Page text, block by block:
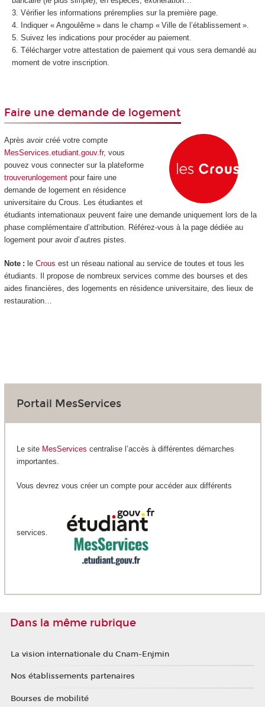
Vérifier les informations préremplies sur la première page.
Indiquer « Angoulême » dans le champ « Ville de l’établissement ».
Suivez les indications pour procéder au paiement.
Télécharger votre attestation de paiement qui vous sera demandé au
moment de votre inscription.
Faire une demande de logement
Après avoir créé votre compte
MesServices.etudiant.gouv.fr, vous
pouvez vous connecter sur la plateforme
trouverunlogementpour faire une
demande de logement en résidence
universitaire du Crous. Les étudiantes et
étudiants internationaux peuvent faire une demande uniquement lors de la
phase complémentaire d’attribution. Référez-vous à la page dédiée au
logement pour avoir d’autres pistes.
Note : le Crous est un réseau national au service de toutes et tous les
étudiants. Il propose de nombreux services comme des bourses et des
aides financières, des logements en résidence universitaire, des lieux de
restauration…
Portail MesServices
Le site MesServices centralise l’accès à différentes démarches
importantes.
Vous devrez vous créer un compte pour accéder aux différents
services.
Dans la même rubrique
La vision internationale du Cnam-Enjmin
Nos établissements partenaires
Bourses de mobilité